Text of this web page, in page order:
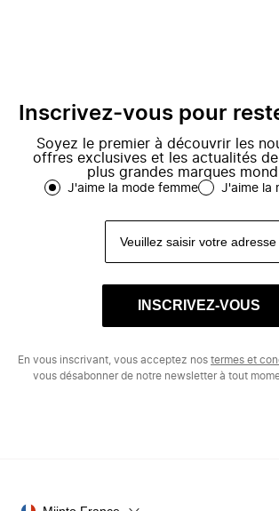
Inscrivez-vous pour
Soyez le premier à découvrir les
offres exclusives et les actualités
plus grandes marques
J'aime la mode femme J'aime la
INSCRIVEZ-VOUS
En vous inscrivant, vous acceptez nos termes et
vous désabonner de notre newsletter à tout